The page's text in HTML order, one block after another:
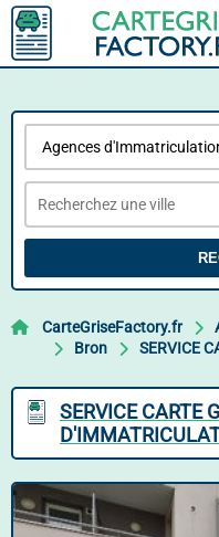
CarteGriseFactory.fr
Bron
SERVICE
SERVICE CARTE